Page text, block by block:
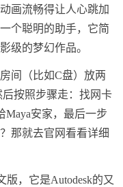
画流畅得让人心跳加
个聪明的助手，它简
级的梦幻作品。
间（比如C盘）放两
按照步骤走：找网卡
Maya安家，最后一步
那就去官网看看详细
，它是Autodesk的又